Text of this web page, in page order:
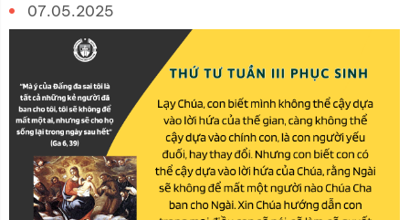
07.05.2025